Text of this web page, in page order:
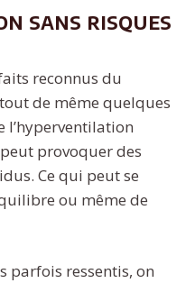
sans risques
reconnus du
de même quelques
l’hyperventilation
provoquer des
Ce qui peut se
ou même de
parfois ressentis, on